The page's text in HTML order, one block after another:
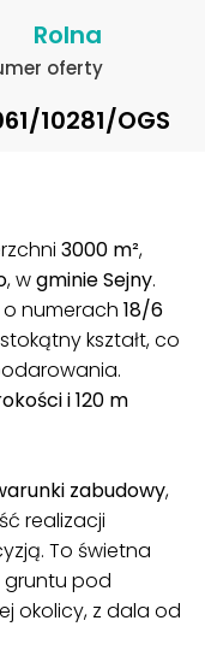
Rolna
oferty
10281/OGS
3000 m²,
, wgminie Sejny.
o numerach 18/6
kształt, co
i 120 m
zabudowy,
realizacji
To świetna
pod
okolicy, z dala od